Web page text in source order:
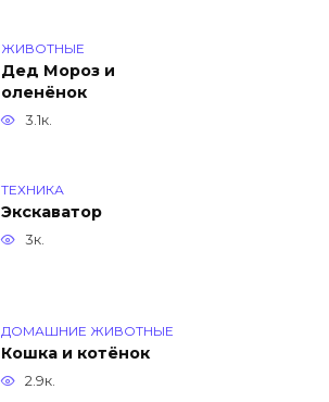
ЖИВОТНЫЕ
Дед Мороз и
оленёнок
3.1к.
ТЕХНИКА
Экскаватор
3к.
ДОМАШНИЕ ЖИВОТНЫЕ
Кошка и котёнок
2.9к.